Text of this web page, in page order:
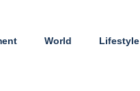
World Lifestyle